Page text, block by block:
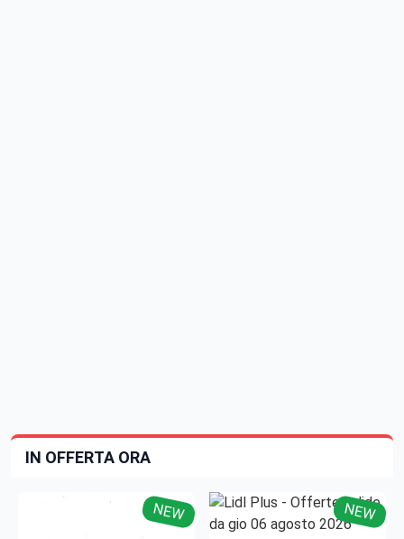
IN OFFERTA ORA
NEW NEW